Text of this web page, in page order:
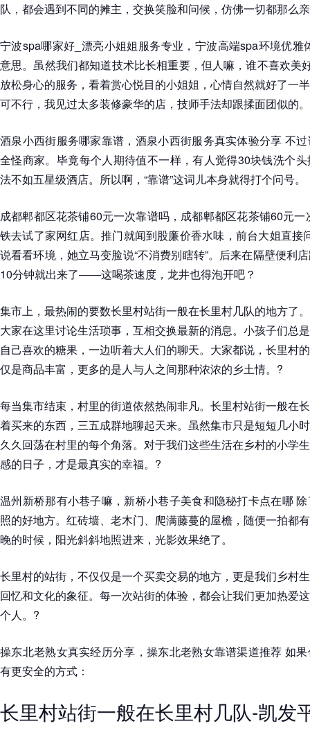
队，都会遇到不同的摊主，交换笑脸和问候，仿佛一切都那么
宁波spa哪家好_漂亮小姐姐服务专业，宁波高端spa环境优雅
意思。虽然我们都知道技术比长相重要，但人嘛，谁不喜欢美
放松身心的服务，看着赏心悦目的小姐姐，心情自然就好了一
可不行，我见过太多装修豪华的店，技师手法却跟揉面团似的。
酒泉小西街服务哪家靠谱，酒泉小西街服务真实体验分享 不
全怪商家。毕竟每个人期待值不一样，有人觉得30块钱洗个
法不如五星级酒店。所以啊，“靠谱”这词儿本身就得打个问号。
成都郫都区花茶铺60元一次靠谱吗，成都郫都区花茶铺60元
铁去试了家网红店。推门就闻到股廉价香水味，前台大姐直接
说看看环境，她立马变脸说“不消费别瞎转”。后来在隔壁便利
10分钟就出来了——这喝茶速度，龙井也得泡开吧？
集市上，最热闹的要数长里村站街一般在长里村几队的地方了
大家在这里讨论生活琐事，互相交换最新的消息。小孩子们总
自己喜欢的糖果，一边听着大人们的聊天。大家都说，长里村
仅是商品丰富，更多的是人与人之间那种浓浓的乡土情。?
每当集市结束，村里的街道依然热闹非凡。长里村站街一般在
着买来的东西，三五成群地聊起天来。虽然集市只是短短几小
久久回荡在村里的每个角落。对于我们这些生活在乡村的小学
感的日子，才是最真实的幸福。?
温州新桥那有小巷子嘛，新桥小巷子美食和隐秘打卡点在哪
照的好地方。红砖墙、老木门、爬满藤蔓的屋檐，随便一拍都
晚的时候，阳光斜斜地照进来，光影效果绝了。
长里村的站街，不仅仅是一个买卖交易的地方，更是我们乡村
回忆和文化的象征。每一次站街的体验，都会让我们更加热爱
个人。?
操东北老熟女真实经历分享，操东北老熟女靠谱渠道推荐 如
有更安全的方式：
长里村站街一般在长里村几队-凯发